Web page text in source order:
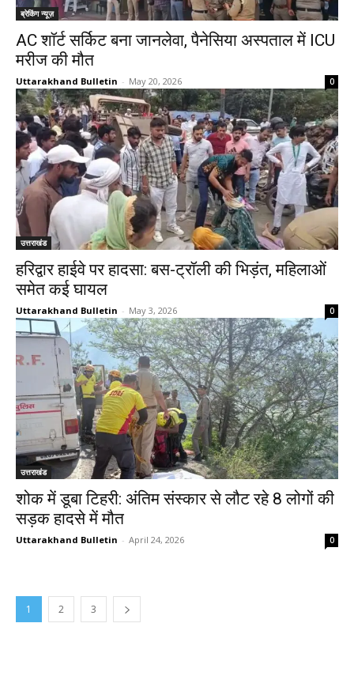
ब्रेकिंग न्यूज़
AC शॉर्ट सर्किट बना जानलेवा, पैनेसिया अस्पताल में ICU
मरीज की मौत
Uttarakhand Bulletin - May 20, 2026 0
उत्तराखंड
हरिद्वार हाईवे पर हादसा: बस-ट्रॉली की भिड़ंत, महिलाओं
समेत कई घायल
Uttarakhand Bulletin - May 3, 2026 0
उत्तराखंड
शोक में डूबा टिहरी: अंतिम संस्कार से लौट रहे 8 लोगों की
सड़क हादसे में मौत
Uttarakhand Bulletin - April 24, 2026 0
1 2 3